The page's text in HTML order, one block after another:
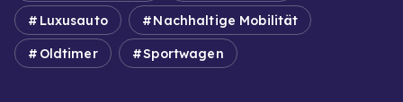
Luxusauto Nachhaltige Mobilität
Oldtimer Sportwagen